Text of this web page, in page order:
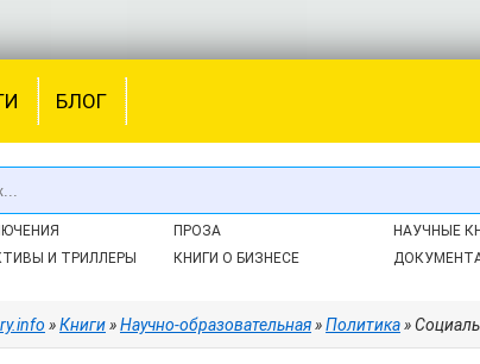
БЛОГ
И ТРИЛЛЕРЫ
ПРОЗА
КНИГИ О БИЗНЕСЕ
НАУЧНЫЕ
»Книги»Научно-образовательная»Политика» Социальное